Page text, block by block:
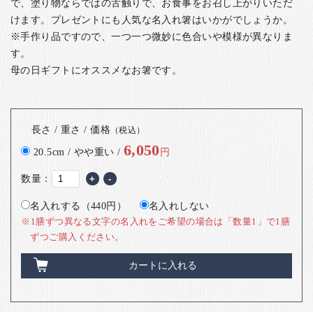
で、塗り物ならではの舌触りで、お食事をお召し上がりいただ
けます。 プレゼントにも人気な名入れ箸はいかがでしょうか。
※手作り品ですので、一つ一つ微妙に色合いや模様が異なりま
す。
母の日ギフトにオススメなお箸です。
長さ / 重さ / 価格 （税込）
20.5cm / やや重い / 6,050円
数量： + -
名入れする（440円） 名入れしない
※1膳ずつ異なる文字の名入れをご希望の場合は「数量1」で1膳
ずつご購入ください。
カートに入れる